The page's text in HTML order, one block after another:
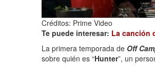
Créditos: Prime Video
Te puede interesar: La canción
La primera temporada de Off
sobre quién es “Hunter”, un